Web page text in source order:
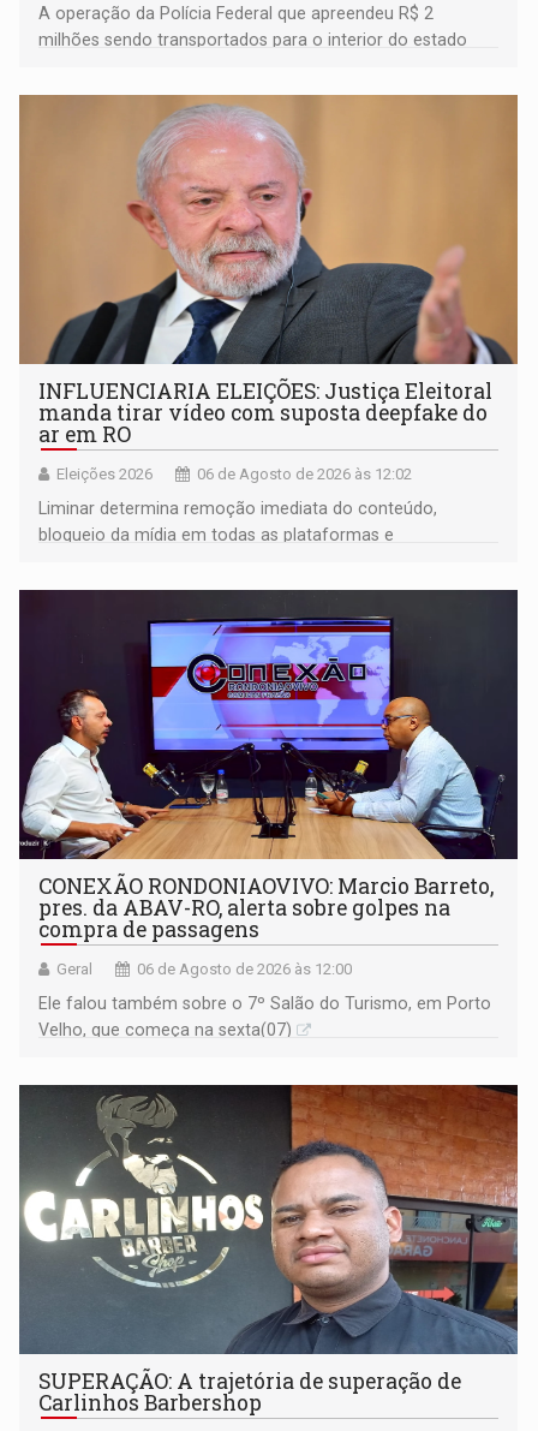
A operação da Polícia Federal que apreendeu R$ 2
milhões sendo transportados para o interior do estado
ligação do suspeito com um deputado federal do União
Brasil por Rondônia
INFLUENCIARIA ELEIÇÕES: Justiça Eleitoral
manda tirar vídeo com suposta deepfake do
ar em RO
Eleições 2026 06 de Agosto de 2026 às 12:02
Liminar determina remoção imediata do conteúdo,
bloqueio da mídia em todas as plataformas e
CONEXÃO RONDONIAOVIVO: Marcio Barreto,
pres. da ABAV-RO, alerta sobre golpes na
compra de passagens
Geral 06 de Agosto de 2026 às 12:00
Ele falou também sobre o 7º Salão do Turismo, em Porto
Velho, que começa na sexta(07)
SUPERAÇÃO: A trajetória de superação de
Carlinhos Barbershop